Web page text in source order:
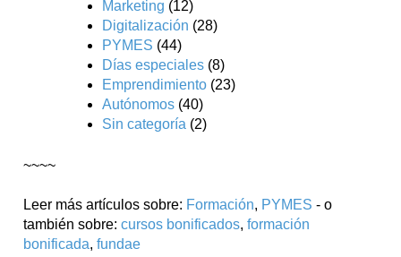
Marketing (12)
Digitalización (28)
PYMES (44)
Días especiales (8)
Emprendimiento (23)
Autónomos (40)
Sin categoría (2)
~~~~
Leer más artículos sobre: Formación, PYMES - o
también sobre:cursos bonificados,formación
bonificada,fundae